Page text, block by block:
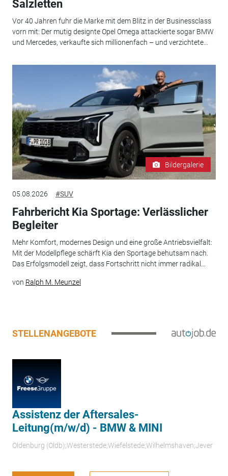
Salzletten
Vor 40 Jahren fuhr die Marke mit dem Blitz in der Businessclass
vorn mit: Der mutig designte Opel Omega attackierte sogar BMW
und Mercedes, verkaufte sich millionenfach – und verzichtete...
Bildergalerie
05.08.2026 #SUV
Fahrbericht Kia Sportage: Verlässlicher
Begleiter
Mehr Komfort, modernes Design und eine große Antriebsvielfalt:
Mit der Modellpflege schärft Kia den Sportage behutsam nach.
Das Erfolgsmodell zeigt, dass Fortschritt nicht immer radikal...
von Ralph M. Meunzel
STELLENANGEBOTE
Assistenz der Aftersales-
Leitung(m/w/d) - BMW & MINI
Oldenburg (Oldb);Westerstede;Wiefelstede;Wilhelmshaven;Jever